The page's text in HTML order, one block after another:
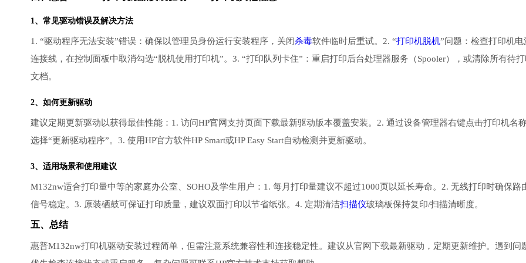
1、常见驱动错误及解决方法
1. “驱动程序无法安装”错误：确保以管理员身份运行安装程序，关闭杀毒软件临时后重试。2. “打印机脱机”问题：检查打印机电
连接线，在控制面板中取消勾选“脱机使用打印机”。3. “打印队列卡住”：重启打印后台处理器服务（Spooler），或清除所有待打
文档。
2、如何更新驱动
建议定期更新驱动以获得最佳性能：1. 访问HP官网支持页面下载最新驱动版本覆盖安装。2. 通过设备管理器右键点击打印机名称
选择“更新驱动程序”。3. 使用HP官方软件HP Smart或HP Easy Start自动检测并更新驱动。
3、适用场景和使用建议
M132nw适合打印量中等的家庭办公室、SOHO及学生用户：1. 每月打印量建议不超过1000页以延长寿命。2. 无线打印时确保路
信号稳定。3. 原装硒鼓可保证打印质量，建议双面打印以节省纸张。4. 定期清洁扫描仪玻璃板保持复印/扫描清晰度。
五、总结
惠普M132nw打印机驱动安装过程简单，但需注意系统兼容性和连接稳定性。建议从官网下载最新驱动，定期更新维护。遇到问